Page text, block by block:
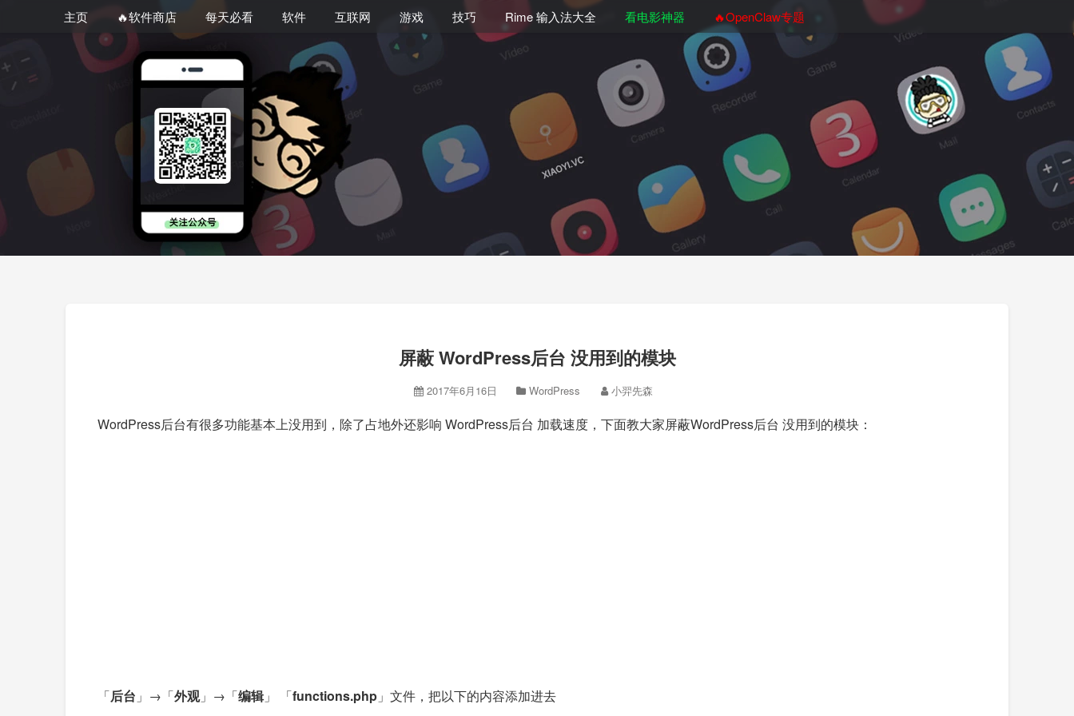
主页 🔥软件商店 每天必看 软件 互联网 游戏 技巧 Rime 输入法大全 看电影神器 🔥OpenClaw专题
屏蔽 WordPress后台 没用到的模块
2017年6月16日 WordPress 小羿先森
WordPress后台有很多功能基本上没用到，除了占地外还影响 WordPress后台 加载速度，下面教大家屏蔽WordPress后台 没用到的模块：
「后台 」→「外观」→「编辑」 「functions.php 」文件，把以下的内容添加进去